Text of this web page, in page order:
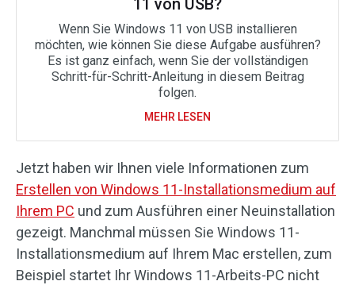
11 von USB?
Wenn Sie Windows 11 von USB installieren
möchten, wie können Sie diese Aufgabe ausführen?
Es ist ganz einfach, wenn Sie der vollständigen
Schritt-für-Schritt-Anleitung in diesem Beitrag
folgen.
MEHR LESEN
Jetzt haben wir Ihnen viele Informationen zum
Erstellen von Windows 11-Installationsmedium auf
Ihrem PC und zum Ausführen einer Neuinstallation
gezeigt. Manchmal müssen Sie Windows 11-
Installationsmedium auf Ihrem Mac erstellen, zum
Beispiel startet Ihr Windows 11-Arbeits-PC nicht